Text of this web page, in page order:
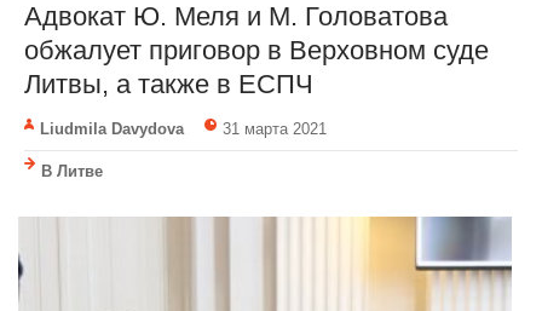
Адвокат Ю. Меля и М. Головатова
обжалует приговор в Верховном суде
Литвы, а также в ЕСПЧ
Liudmila Davydova 31 марта 2021
В Литве